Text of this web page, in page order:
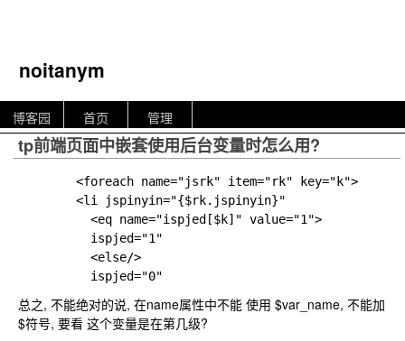
noitanym
博客园 首页 管理
tp前端页面中嵌套使用后台变量时怎么用?
总之, 不能绝对的说, 在name属性中不能 使用 $var_name, 不能加
$符号, 要看 这个变量是在第几级?